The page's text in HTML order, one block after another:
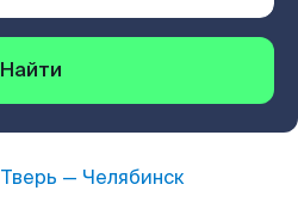
Найти
Тверь — Челябинск